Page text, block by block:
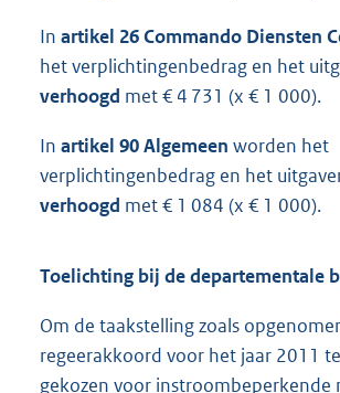
In artikel 26 Commando Diensten
het verplichtingenbedrag en het
verhoogd met € 4 731 (x € 1 000).
In artikel 90 Algemeen worden het
verplichtingenbedrag en het
verhoogd met € 1 084 (x € 1 000).
Toelichting bij de departementale
Om de taakstelling zoals
regeerakkoord voor het jaar 2011
gekozen voor instroombeperkende